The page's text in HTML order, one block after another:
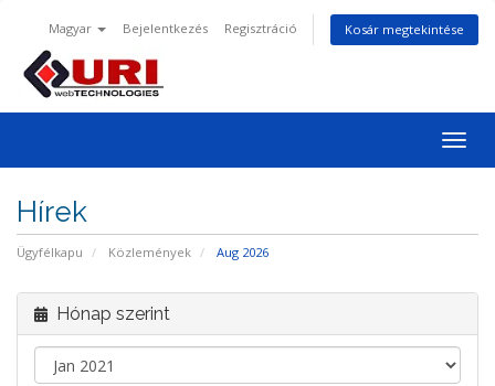
Magyar Bejelentkezés Regisztráció Kosár megtekintése
a
Hírek
Ügyfélkapu Közlemények Aug 2026
Hónap szerint